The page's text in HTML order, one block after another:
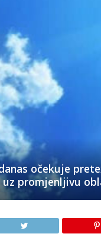
očekuje
promjenljivu